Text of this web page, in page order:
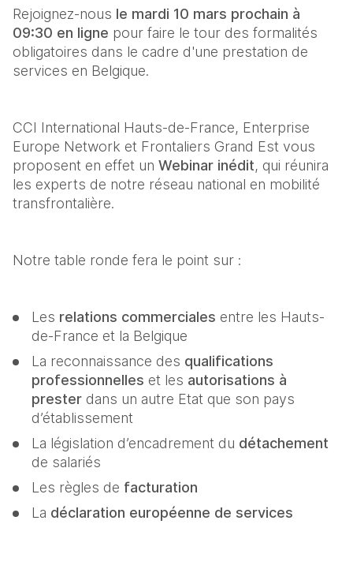
Rejoignez-nous le mardi 10 mars prochain à
09:30 en ligne pour faire le tour des formalités
obligatoires dans le cadre d'une prestation de
services en Belgique.
CCI International Hauts-de-France, Enterprise
Europe Network et Frontaliers Grand Est vous
proposent en effet un Webinar inédit, qui réunira
les experts de notre réseau national en mobilité
transfrontalière.
Notre table ronde fera le point sur :
Les relations commerciales entre les Hauts-
de-France et la Belgique
La reconnaissance des qualifications
professionnelles et les autorisations à
prester dans un autre Etat que son pays
d’établissement
La législation d’encadrement du détachement
de salariés
Les règles de facturation
La déclaration européenne de services